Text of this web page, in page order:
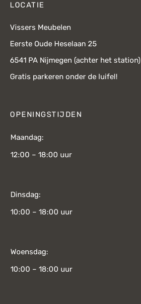
LOCATIE
Vissers Meubelen
Eerste Oude Heselaan 25
6541 PA Nijmegen (achter het station)
Gratis parkeren onder de luifel!
OPENINGSTIJDEN
Maandag:
12:00 – 18:00 uur
Dinsdag:
10:00 – 18:00 uur
Woensdag:
10:00 – 18:00 uur